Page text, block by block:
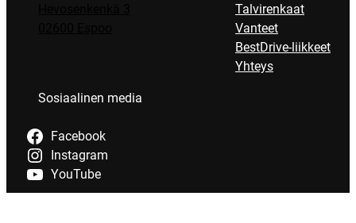
Talvirenkaat
Vanteet
BestDrive-liikkeet
Yhteys
Sosiaalinen media
Facebook
Instagram
YouTube